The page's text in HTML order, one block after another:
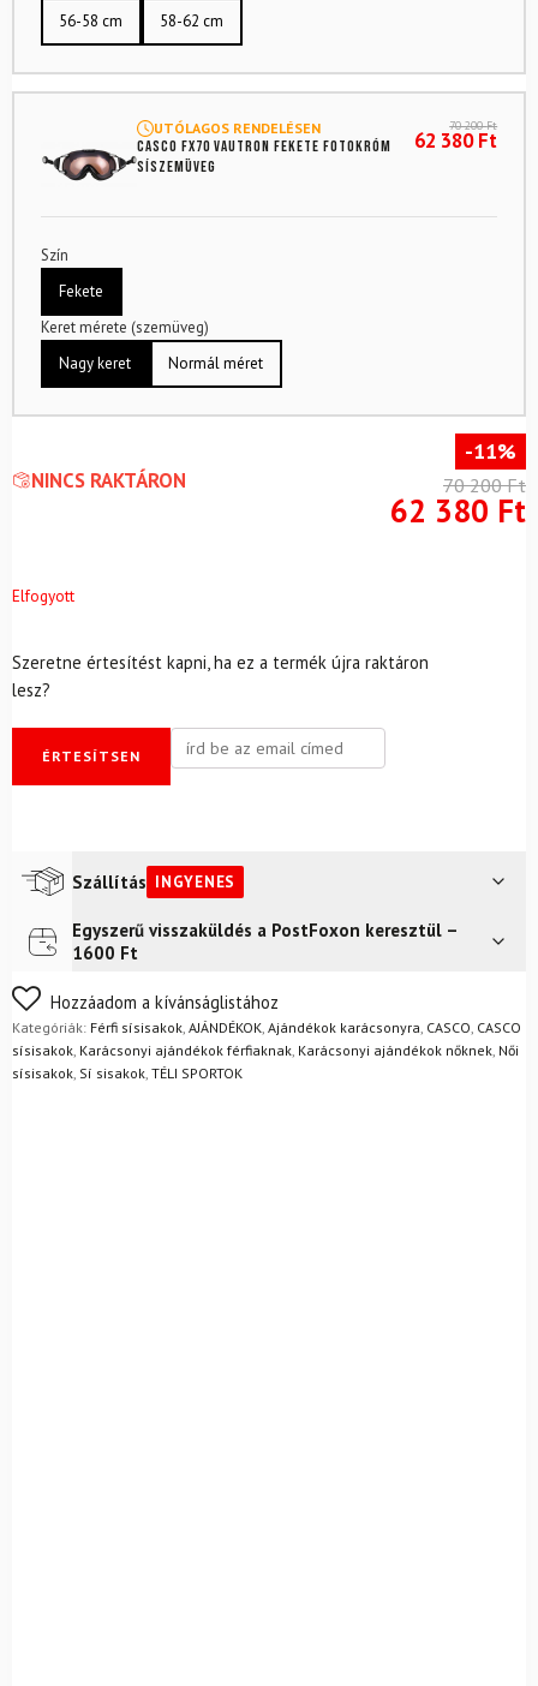
56-58 cm
58-62 cm
UTÓLAGOS RENDELÉSEN
CASCO FX70 Vautron Fekete fotokróm
síszemüveg
70 200Ft
62 380Ft
Szín
Fekete
Keret mérete (szemüveg)
Nagy keret
Normál méret
NINCS RAKTÁRON
-11%
70 200Ft
62 380 Ft
Elfogyott
Szeretne értesítést kapni, ha ez a termék újra raktáron
lesz?
ÉRTESÍTSEN
Szállítás INGYENES
Futár a címreIngyenes
FoxPost
Egyszerű visszaküldés a PostFoxon keresztül –
1600 Ft
Nem biztos a választásában? Semmi gond – a terméket
egyszerűen visszaküldheti 14 napon belül, indoklás nélkül.
Mik a visszaküldés feltételei?
Hozzáadom a kívánságlistához
Kategóriák: Férfi sísisakok, AJÁNDÉKOK, Ajándékok karácsonyra, CASCO, CASCO
sísisakok, Karácsonyi ajándékok férfiaknak, Karácsonyi ajándékok nőknek, Női
sísisakok, Sí sisakok, TÉLI SPORTOK